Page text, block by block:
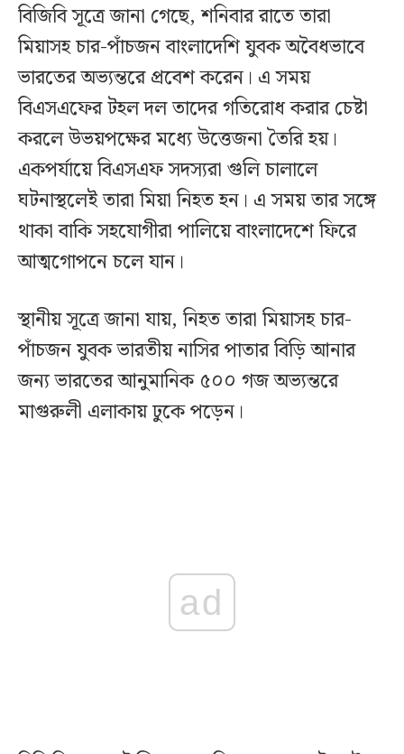
বিজিবি সূত্রে জানা গেছে, শনিবার রাতে তারা
মিয়াসহ চার-পাঁচজন বাংলাদেশি যুবক অবৈধভাবে
ভারতের অভ্যন্তরে প্রবেশ করেন। এ সময়
বিএসএফের টহল দল তাদের গতিরোধ করার চেষ্টা
করলে উভয়পক্ষের মধ্যে উত্তেজনা তৈরি হয়।
একপর্যায়ে বিএসএফ সদস্যরা গুলি চালালে
ঘটনাস্থলেই তারা মিয়া নিহত হন। এ সময় তার সঙ্গে
থাকা বাকি সহযোগীরা পালিয়ে বাংলাদেশে ফিরে
আত্মগোপনে চলে যান।
স্থানীয় সূত্রে জানা যায়, নিহত তারা মিয়াসহ চার-
পাঁচজন যুবক ভারতীয় নাসির পাতার বিড়ি আনার
জন্য ভারতের আনুমানিক ৫০০ গজ অভ্যন্তরে
মাগুরুলী এলাকায় ঢুকে পড়েন।
ad